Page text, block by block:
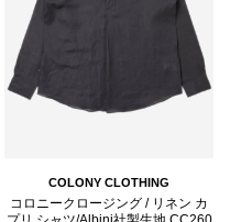
COLONY CLOTHING
コロニークロージング / リネン カ